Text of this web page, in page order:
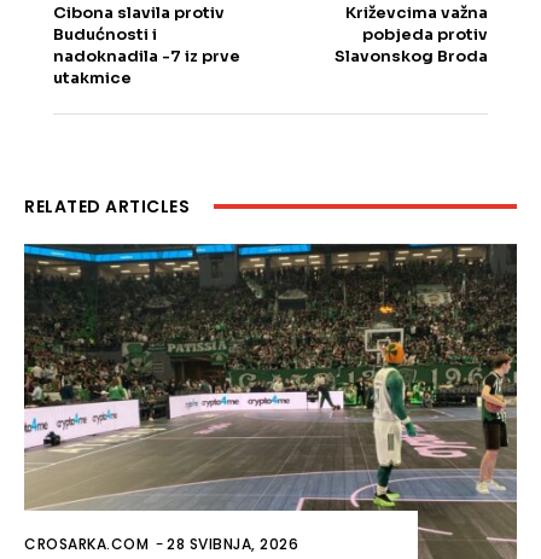
Cibona slavila protiv
Budućnosti i
nadoknadila -7 iz prve
utakmice
Križevcima važna
pobjeda protiv
Slavonskog Broda
RELATED ARTICLES
CROSARKA.COM -28 SVIBNJA, 2026